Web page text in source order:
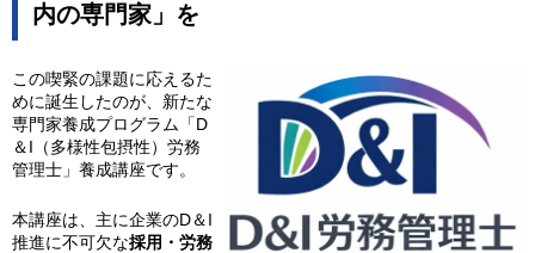
内の専門家」を
この喫緊の課題に応えるた
めに誕生したのが、新たな
専門家養成プログラム「D
＆I（多様性包摂性）労務
管理士」養成講座です。
本講座は、主に企業のD＆I
推進に不可欠な採用・労務